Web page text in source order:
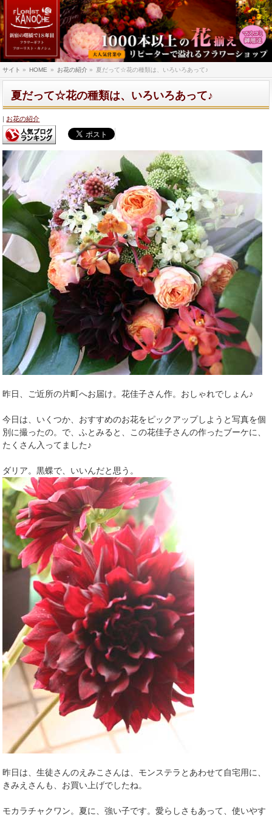
サイト » HOME » お花の紹介 » 夏だって☆花の種類は、いろいろあって♪
夏だって☆花の種類は、いろいろあって♪
お花の紹介
昨日、ご近所の片町へお届け。花佳子さん作。おしゃれでしょん♪
今日は、いくつか、おすすめのお花をピックアップしようと写真を個
別に撮ったの。で、ふとみると、この花佳子さんの作ったブーケに、
たくさん入ってました♪
ダリア。黒蝶で、いいんだと思う。
昨日は、生徒さんのえみこさんは、モンステラとあわせて自宅用に、
きみえさんも、お買い上げでしたね。
モカラチャクワン。夏に、強い子です。愛らしさもあって、使いやす